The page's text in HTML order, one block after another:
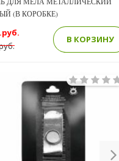
(В КОРОБКЕ)
В КОРЗИНУ